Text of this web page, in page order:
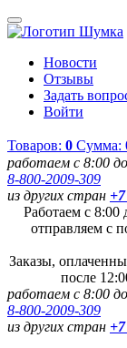
Новости
Отзывы
Задать
Войти
Товаров: 0 Сумма:
работаем с 8:00
8-800-2009-309
из других стран
Работаем с 8:00
отправляем с
Заказы,
после
работаем с 8:00
8-800-2009-309
из других стран